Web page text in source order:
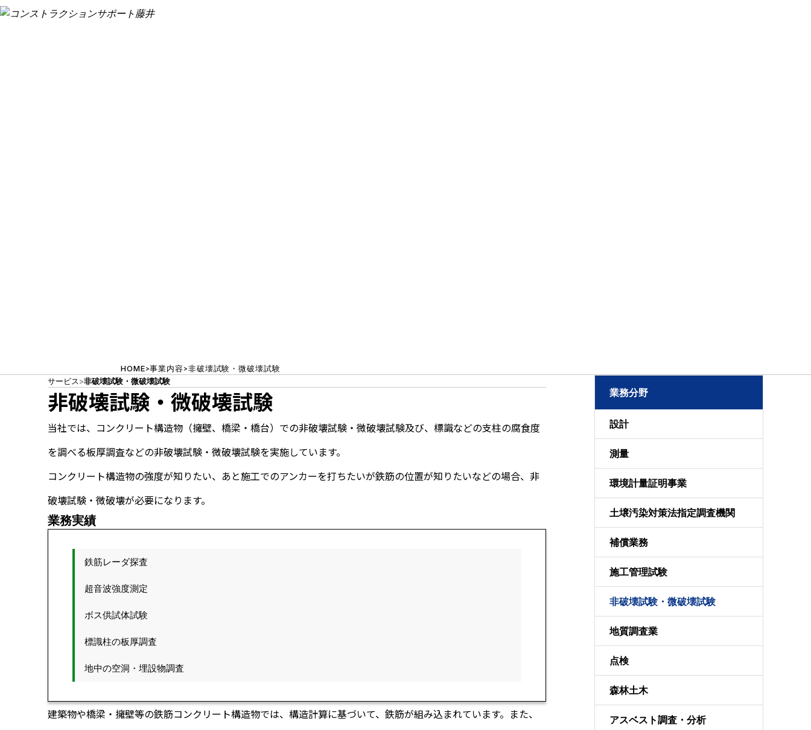
点検
森林土木
アスベスト調査・分析
作業環境測定
労働者派遣事業
HOME>事業内容>非破壊試験・微破壊試験
サービス
非破壊試験・微破壊試験
非破壊試験・微破壊試験
当社では、コンクリート構造物（擁壁、橋梁・橋台）での非破壊試験・微破壊試験及び、標識などの支柱の腐食度
を調べる板厚調査などの非破壊試験・微破壊試験を実施しています。
コンクリート構造物の強度が知りたい、あと施工でのアンカーを打ちたいが鉄筋の位置が知りたいなどの場合、非
破壊試験・微破壊が必要になります。
業務実績
鉄筋レーダ探査
超音波強度測定
ボス供試体試験
標識柱の板厚調査
地中の空洞・埋設物調査
建築物や橋梁・擁壁等の鉄筋コンクリート構造物では、構造計算に基づいて、鉄筋が組み込まれています。また、
業務分野
設計
測量
環境計量証明事業
土壌汚染対策法指定調査機関
補償業務
施工管理試験
非破壊試験・微破壊試験
地質調査業
点検
森林土木
アスベスト調査・分析